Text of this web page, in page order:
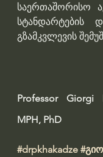
საერთაშორისო
სტანდარტების
გზამკვლევის
Professor Giorgi
MPH, PhD
#drpkhakadze